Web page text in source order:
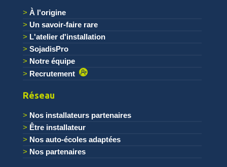
À l'origine
Un savoir-faire rare
L'atelier d'installation
SojadisPro
Notre équipe
Recrutement
Réseau
Nos installateurs partenaires
Être installateur
Nos auto-écoles adaptées
Nos partenaires